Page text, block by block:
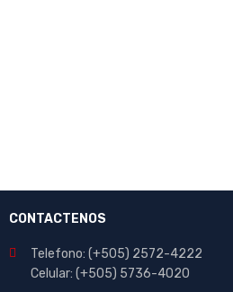
CONTACTENOS
Telefono: (+505) 2572-4222
Celular: (+505) 5736-4020